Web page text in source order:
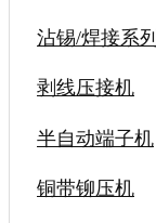
沾锡/焊接系列
剥线压接机
半自动端子机
铜带铆压机